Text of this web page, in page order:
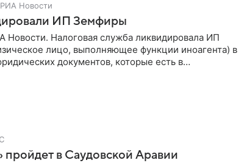
Новости
ИП Земфиры
Налоговая служба ликвидировала ИП
лицо, выполняющее функции иноагента) в
документов, которые есть в
пройдет в Саудовской Аравии